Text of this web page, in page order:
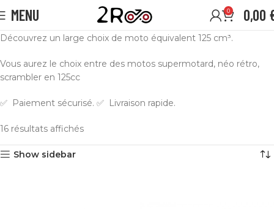
MENU 0 0,00
Découvrez un large choix de moto équivalent 125 cm³.
Vous aurez le choix entre des motos supermotard, néo rétro,
scrambler en 125cc
✅ Paiement sécurisé. ✅ Livraison rapide.
16 résultats affichés
Show sidebar